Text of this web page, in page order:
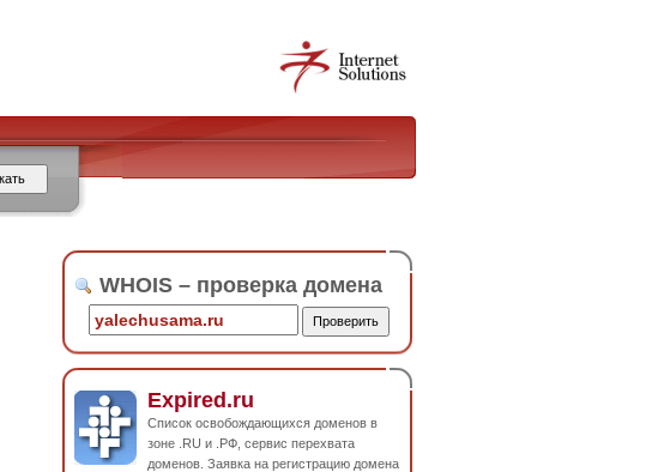
WHOIS – проверка домена
Expired.ru
Список освобождающихся доменов в
зоне .RU и .РФ, сервис перехвата
доменов. Заявка на регистрацию домена